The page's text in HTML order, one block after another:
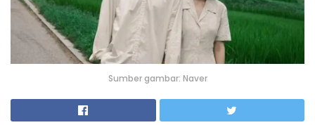
Sumber gambar: Naver